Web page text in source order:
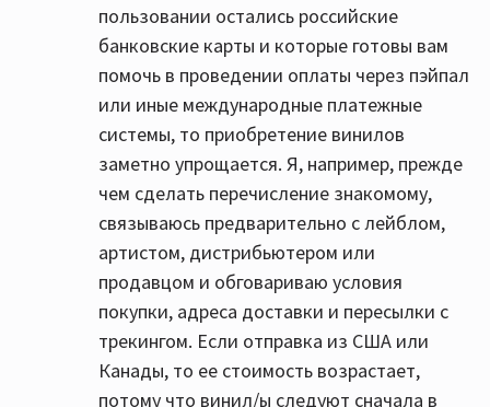
пользовании остались российские
банковские карты и которые готовы вам
помочь в проведении оплаты через пэйпал
или иные международные платежные
системы, то приобретение винилов
заметно упрощается. Я, например, прежде
чем сделать перечисление знакомому,
связываюсь предварительно с лейблом,
артистом, дистрибьютером или
продавцом и обговариваю условия
покупки, адреса доставки и пересылки с
трекингом. Если отправка из США или
Канады, то ее стоимость возрастает,
потому что винил/ы следуют сначала в